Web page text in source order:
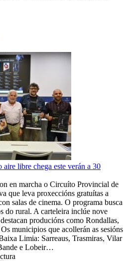
aire libre chega este verán a 30
en marcha o Circuíto Provincial de
que leva proxeccións gratuítas a
salas de cinema. O programa busca
do rural. A carteleira inclúe nove
producións como Rondallas,
municipios que acollerán as sesións
Limia: Sarreaus, Trasmiras, Vilar
e Lobeir…